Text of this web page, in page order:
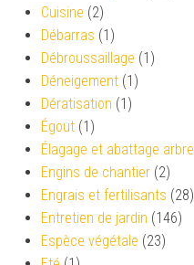
Cuisine (2)
Débarras (1)
Débroussaillage (1)
Déneigement (1)
Dératisation (1)
Égout (1)
Élagage et abattage arbre
Engins de chantier (2)
Engrais et fertilisants (28)
Entretien de jardin (146)
Espèce végétale (23)